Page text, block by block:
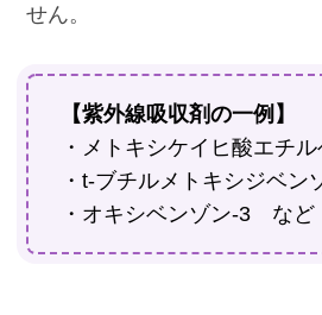
せん。
【紫外線吸収剤の一例】
・メトキシケイヒ酸エチ
・t-ブチルメトキシジベン
・オキシベンゾン-3 など